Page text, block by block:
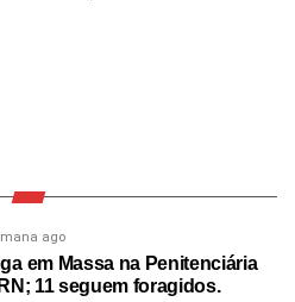
ago
em Massa na Penitenciária
11 seguem foragidos.